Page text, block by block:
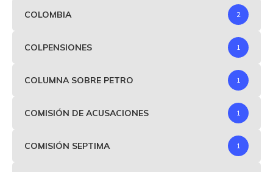
COLOMBIA 2
COLPENSIONES 1
COLUMNA SOBRE PETRO 1
COMISIÓN DE ACUSACIONES 1
COMISIÓN SEPTIMA 1